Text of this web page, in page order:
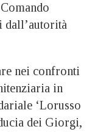
dall’autorità
nei confronti
in
‘Lorusso
dei Giorgi,